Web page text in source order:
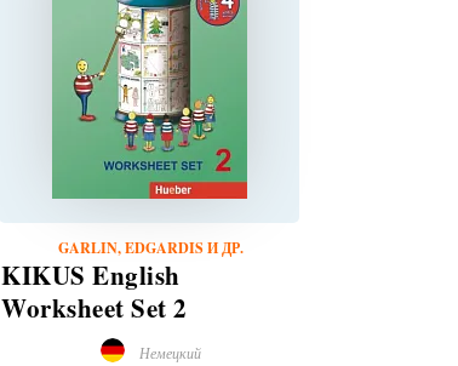
GARLIN, EDGARDIS И ДР.
KIKUS English
Worksheet Set 2
Немецкий